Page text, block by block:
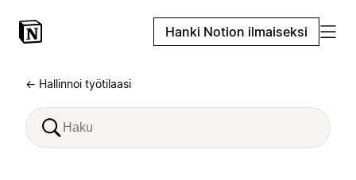
Hanki Notion ilmaiseksi
← Hallinnoi työtilaasi